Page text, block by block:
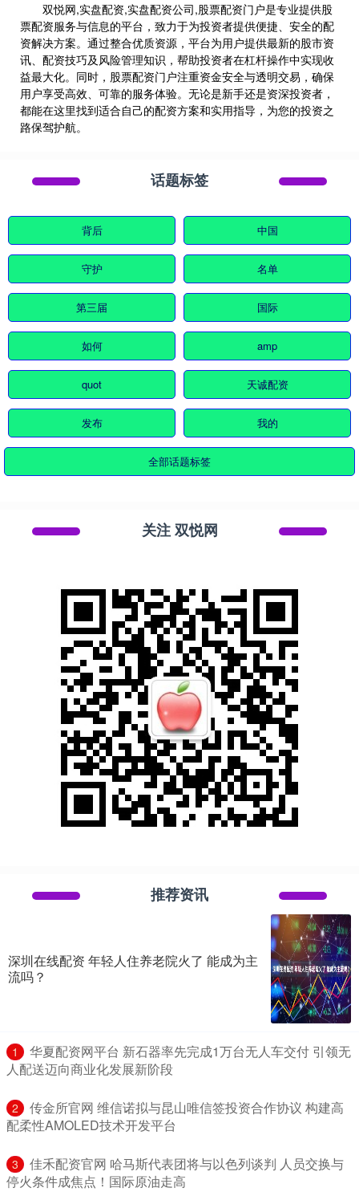
双悦网,实盘配资,实盘配资公司,股票配资门户是专业提供股
票配资服务与信息的平台，致力于为投资者提供便捷、安全的配
资解决方案。通过整合优质资源，平台为用户提供最新的股市资
讯、配资技巧及风险管理知识，帮助投资者在杠杆操作中实现收
益最大化。同时，股票配资门户注重资金安全与透明交易，确保
用户享受高效、可靠的服务体验。无论是新手还是资深投资者，
都能在这里找到适合自己的配资方案和实用指导，为您的投资之
路保驾护航。
话题标签
背后 中国
守护 名单
第三届 国际
如何 amp
quot 天诚配资
发布 我的
全部话题标签
关注 双悦网
推荐资讯
深圳在线配资 年轻人住养老院火了 能成为主
流吗？
1
​华夏配资网平台 新石器率先完成1万台无人车交付 引领无
人配送迈向商业化发展新阶段
2
​传金所官网 维信诺拟与昆山唯信签投资合作协议 构建高
配柔性AMOLED技术开发平台
3
​佳禾配资官网 哈马斯代表团将与以色列谈判 人员交换与
停火条件成焦点！国际原油走高